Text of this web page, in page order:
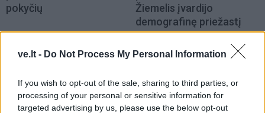
ve.lt - Do Not Process My Personal Information
If you wish to opt-out of the sale, sharing to third parties, or
processing of your personal or sensitive information for
targeted advertising by us, please use the below opt-out
pokyčių
Žiemelis įvardijo
demografinę priežastį